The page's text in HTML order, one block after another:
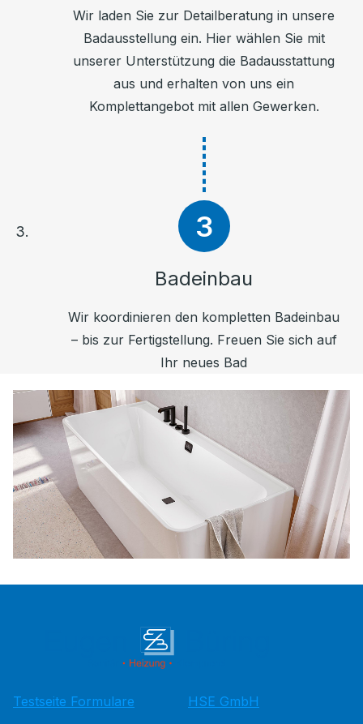
Wir laden Sie zur Detailberatung in unsere
Badausstellung ein. Hier wählen Sie mit
unserer Unterstützung die Badausstattung
aus und erhalten von uns ein
Komplettangebot mit allen Gewerken.
Badeinbau
Wir koordinieren den kompletten Badeinbau
– bis zur Fertigstellung. Freuen Sie sich auf
Ihr neues Bad
Testseite Formulare
HSE GmbH